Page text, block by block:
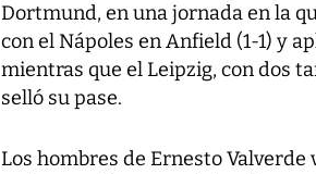
Dortmund, en una jornada en la
con el Nápoles en Anfield (1-1) y
mientras que el Leipzig, con dos
selló su pase.
Los hombres de Ernesto